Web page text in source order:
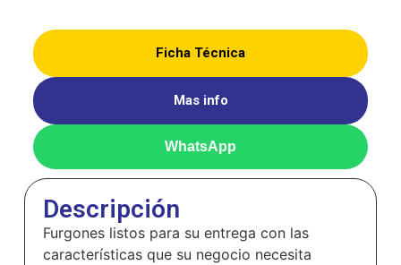
Descripción
Furgones listos para su entrega con las
características que su negocio necesita
Ficha Técnica
Mas info
WhatsApp